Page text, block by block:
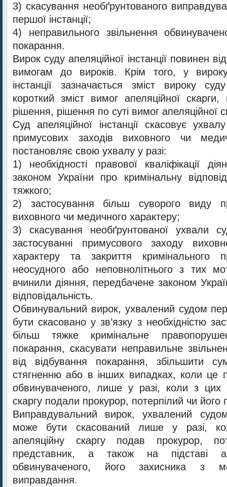
3) скасування необґрунтованого
першої інстанції;
4) неправильного звільнення
покарання.
Вирок суду апеляційної інстанції повинен
вимогам до вироків. Крім того, у
інстанції зазначається зміст вироку
короткий зміст вимог апеляційної
рішення, рішення по суті вимог апеляційної
Суд апеляційної інстанції скасовує
примусових заходів виховного чи
постановляє свою ухвалу у разі:
1) необхідності правової кваліфікації
законом України про кримінальну
тяжкого;
2) застосування більш суворого виду
виховного чи медичного характеру;
3) скасування необґрунтованої ухвали
застосуванні примусового заходу
характеру та закриття кримінального
неосудного або неповнолітнього з тих
вчинили діяння, передбачене законом
відповідальність.
Обвинувальний вирок, ухвалений судом
бути скасовано у зв’язку з необхідністю
більш тяжке кримінальне
покарання, скасувати неправильне
від відбування покарання, збільшити
стягненню або в інших випадках, коли це
обвинуваченого, лише у разі, коли з цих
скаргу подали прокурор, потерпілий чи його
Виправдувальний вирок, ухвалений
може бути скасований лише у разі,
апеляційну скаргу подав прокурор,
представник, а також на підставі
обвинуваченого, його захисника з
виправдання.